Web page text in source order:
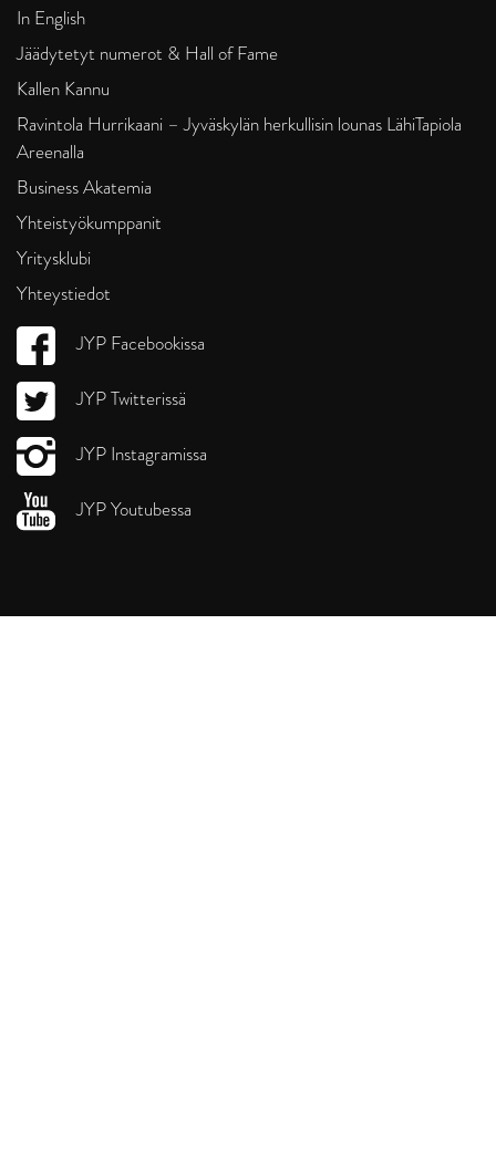
In English
Jäädytetyt numerot & Hall of Fame
Kallen Kannu
Ravintola Hurrikaani – Jyväskylän herkullisin lounas LähiTapiola
Areenalla
Business Akatemia
Yhteistyökumppanit
Yritysklubi
Yhteystiedot
JYP Facebookissa
JYP Twitterissä
JYP Instagramissa
JYP Youtubessa